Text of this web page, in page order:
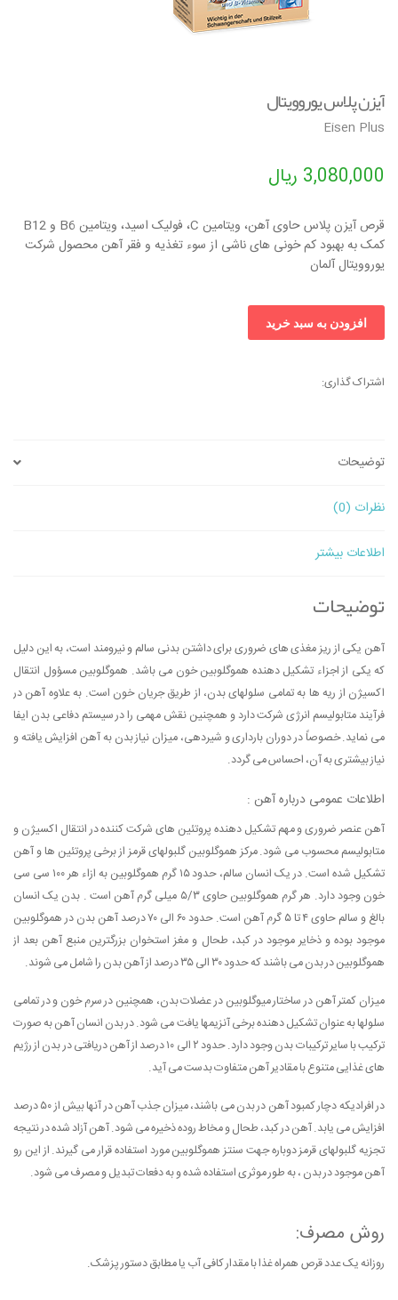
آیزن پلاس یوروویتال
Eisen Plus
3,080,000 ریال
قرص آیزن پلاس حاوی آهن، ویتامین C، فولیک اسید، ویتامین B6 و B12
کمک به بهبود کم خونی های ناشی از سوء تغذیه و فقر آهن محصول شرکت
یوروویتال آلمان
آیزن
پلاس
عدد
افزودن به سبد خرید
اشتراک گذاری:
توضیحات
نظرات (0)
اطلاعات بیشتر
توضیحات
آهن یکی از ریز مغذی های ضروری برای داشتن بدنی سالم و نیرومند است، به این دلیل
که یکی از اجزاء تشکیل دهنده هموگلوبین خون می باشد. هموگلوبین مسؤول انتقال
اکسیژن از ریه ها به تمامی سلولهای بدن، از طریق جریان خون است. به علاوه آهن در
فرآیند متابولیسم انرژی شرکت دارد و همچنین نقش مهمی را در سیستم دفاعی بدن ایفا
می نماید. خصوصاً در دوران بارداری و شیردهی، میزان نیاز بدن به آهن افزایش یافته و
نیاز بیشتری به آن، احساس می گردد.
اطلاعات عمومی درباره آهن :
آهن عنصر ضروری و مهم تشکیل دهنده پروتئین های شرکت کننده در انتقال اکسیژن و
متابولیسم محسوب می شود. مرکز هموگلوبین گلبولهای قرمز از برخی پروتئین ها و آهن
تشکیل شده است. در یک انسان سالم، حدود ۱۵ گرم هموگلوبین به ازاء هر ۱۰۰ سی سی
خون وجود دارد. هر گرم هموگلوبین حاوی ۵/۳ میلی گرم آهن است . بدن یک انسان
بالغ و سالم حاوی ۴ تا ۵ گرم آهن است. حدود ۶۰ الی ۷۰ درصد آهن بدن در هموگلوبین
موجود بوده و ذخایر موجود در کبد، طحال و مغز استخوان بزرگترین منبع آهن بعد از
هموگلوبین در بدن می باشند که حدود ۳۰ الی ۳۵ درصد از آهن بدن را شامل می شوند.
میزان کمتر آهن در ساختار میوگلوبین در عضلات بدن، همچنین در سرم خون و در تمامی
سلولها به عنوان تشکیل دهنده برخی آنزیمها یافت می شود. در بدن انسان آهن به صورت
ترکیب با سایر ترکیبات بدن وجود دارد. حدود ۲ الی ۱۰ درصد از آهن دریافتی در بدن از رژیم
های غذایی متنوع با مقادیر آهن متفاوت بدست می آید.
در افرادیکه دچار کمبود آهن در بدن می باشند، میزان جذب آهن در آنها بیش از ۵۰ درصد
افزایش می یابد. آهن در کبد، طحال و مخاط روده ذخیره می شود. آهن آزاد شده در نتیجه
تجزیه گلبولهای قرمز دوباره جهت سنتز هموگلوبین مورد استفاده قرار می گیرند. از این رو
آهن موجود در بدن ، به طور موثری استفاده شده و به دفعات تبدیل و مصرف می شود.
روش مصرف:
روزانه یک عدد قرص همراه غذا با مقدار کافی آب یا مطابق دستور پزشک.